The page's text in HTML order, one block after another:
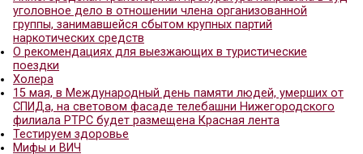
В Нижнем Новгороде перед судом предстанет
Республики Беларусь, сбывавший психотропные
в крупном размере
По требованию Нижегородского транспортного
запрещена эксплуатации четырех дебаркадеров
акватории реки Волга
Кратковременные перерывы трансляции
эфирного телевидения в Нижегородской
Об эпидемиологической ситуации по инфекциям,